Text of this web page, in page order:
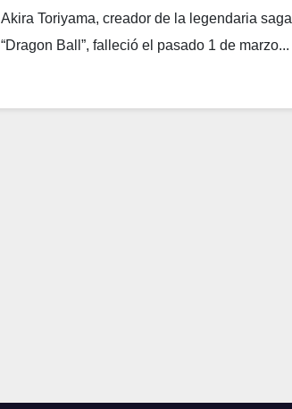
Akira Toriyama, creador de la legendaria saga
“Dragon Ball”, falleció el pasado 1 de marzo...